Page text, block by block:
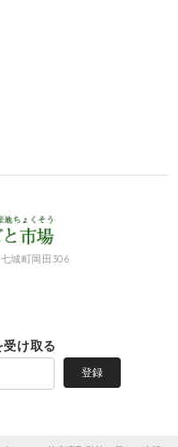
城町岡田306
け取る
登録